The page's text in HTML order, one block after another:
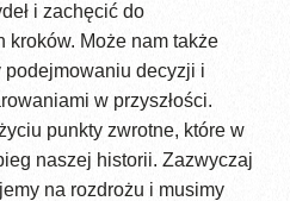
i zachęcić do
kroków. Może nam także
podejmowaniu decyzji i
w przyszłości.
punkty zwrotne, które w
naszej historii. Zazwyczaj
na rozdrożu i musimy